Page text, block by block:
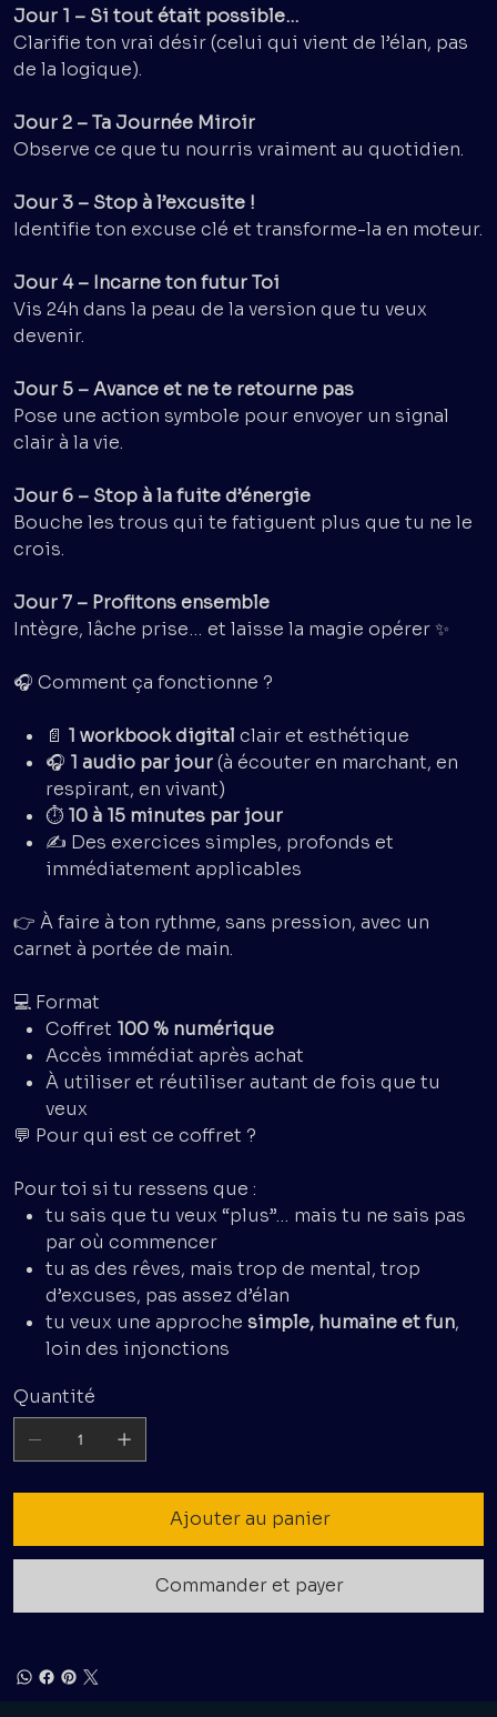
Jour 1 – Si tout était possible…
Clarifie ton vrai désir (celui qui vient de l’élan, pas
de la logique).
Jour 2 – Ta Journée Miroir
Observe ce que tu nourris vraiment au quotidien.
Jour 3 – Stop à l’excusite !
Identifie ton excuse clé et transforme-la en moteur.
Jour 4 – Incarne ton futur Toi
Vis 24h dans la peau de la version que tu veux
devenir.
Jour 5 – Avance et ne te retourne pas
Pose une action symbole pour envoyer un signal
clair à la vie.
Jour 6 – Stop à la fuite d’énergie
Bouche les trous qui te fatiguent plus que tu ne le
crois.
Jour 7 – Profitons ensemble
Intègre, lâche prise… et laisse la magie opérer ✨
🎧 Comment ça fonctionne ?
📄 1 workbook digital clair et esthétique
🎧 1 audio par jour(à écouter en marchant, en
respirant, en vivant)
⏱️ 10 à 15 minutes par jour
✍️ Des exercices simples, profonds et
immédiatement applicables
👉 À faire à ton rythme, sans pression, avec un
carnet à portée de main.
💻 Format
Coffret 100 % numérique
Accès immédiat après achat
À utiliser et réutiliser autant de fois que tu
veux
💬 Pour qui est ce coffret ?
Pour toi si tu ressens que :
tu sais que tu veux “plus”… mais tu ne sais pas
par où commencer
tu as des rêves, mais trop de mental, trop
d’excuses, pas assez d’élan
tu veux une approche simple, humaine et fun,
loin des injonctions
Quantité
Ajouter au panier
Commander et payer